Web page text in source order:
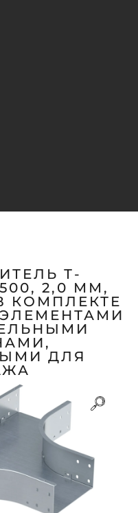
Т-
2,0 ММ,
КОМПЛЕКТЕ
ДЛЯ